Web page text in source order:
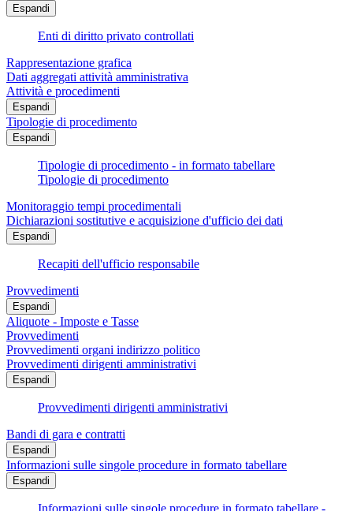
Espandi
Enti di diritto privato controllati
Rappresentazione grafica
Dati aggregati attività amministrativa
Attività e procedimenti
Espandi
Tipologie di procedimento
Espandi
Tipologie di procedimento - in formato tabellare
Tipologie di procedimento
Monitoraggio tempi procedimentali
Dichiarazioni sostitutive e acquisizione d'ufficio dei dati
Espandi
Recapiti dell'ufficio responsabile
Provvedimenti
Espandi
Aliquote - Imposte e Tasse
Provvedimenti
Provvedimenti organi indirizzo politico
Provvedimenti dirigenti amministrativi
Espandi
Provvedimenti dirigenti amministrativi
Bandi di gara e contratti
Espandi
Informazioni sulle singole procedure in formato tabellare
Espandi
Informazioni sulle singole procedure in formato tabellare -